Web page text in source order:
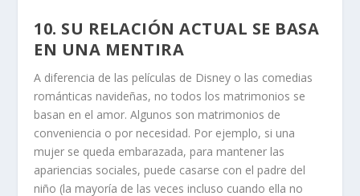
10. SU RELACIÓN ACTUAL SE BASA
EN UNA MENTIRA
A diferencia de las películas de Disney o las comedias
románticas navideñas, no todos los matrimonios se
basan en el amor. Algunos son matrimonios de
conveniencia o por necesidad. Por ejemplo, si una
mujer se queda embarazada, para mantener las
apariencias sociales, puede casarse con el padre del
niño (la mayoría de las veces incluso cuando ella no